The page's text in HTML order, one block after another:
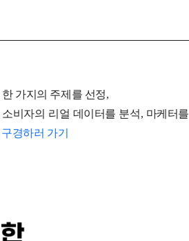
한 가지의 주제를 선정,
소비자의 리얼 데이터를 분석, 마케터를
구경하러 가기